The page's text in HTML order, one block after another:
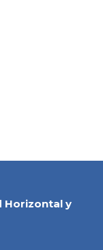
Horizontal y